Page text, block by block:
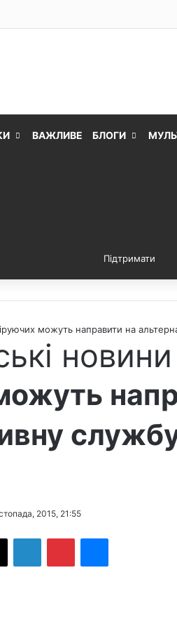
ВАЖЛИВЕ БЛОГИ
Підтримати
можуть направити на
новини
2015, 21:55